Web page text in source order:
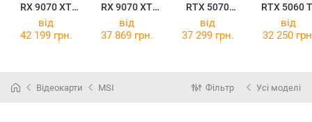
RX 9070 XT
TUF Gaming
OC 16GB
RX 9070 XT
Prime OC 16GB
RTX 5070
Prime OC White
RTX 5060
16G
2X OC
від
42 199 грн.
від
37 869 грн.
від
37 299 грн.
від
32 250
Відеокарти MSI Фільтр Усі моделі